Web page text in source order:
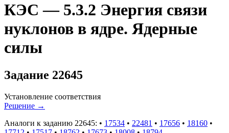
КЭС — 5.3.2 Энергия связи
нуклонов в ядре. Ядерные
силы
Задание 22645
Установление соответствия
Решение →
Аналоги к заданию 22645: • 17534 • 22481 • 17656 • 18160 •